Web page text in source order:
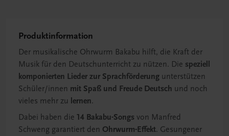
Produktinformation
Der musikalische Ohrwurm Bakabu hilft, die Kraft der
Musik für den Deutschunterricht zu nützen. Die speziell
komponierten Lieder zur Sprachförderung unterstützen
Schüler/innen mit Spaß und Freude Deutsch und noch
vieles mehr zu lernen.
Dabei haben die 14 Bakabu-Songs von Manfred
Schweng garantiert den Ohrwurm-Effekt. Gesungener